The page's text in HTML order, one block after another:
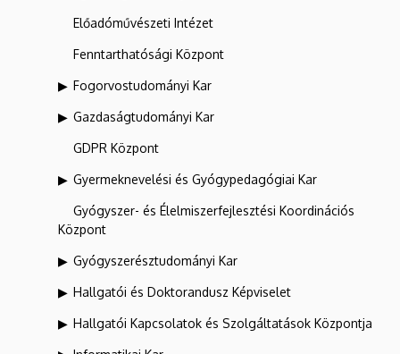
Előadóművészeti Intézet
Fenntarthatósági Központ
Fogorvostudományi Kar
Gazdaságtudományi Kar
GDPR Központ
Gyermeknevelési és Gyógypedagógiai Kar
Gyógyszer- és Élelmiszerfejlesztési Koordinációs
Központ
Gyógyszerésztudományi Kar
Hallgatói és Doktorandusz Képviselet
Hallgatói Kapcsolatok és Szolgáltatások Központja